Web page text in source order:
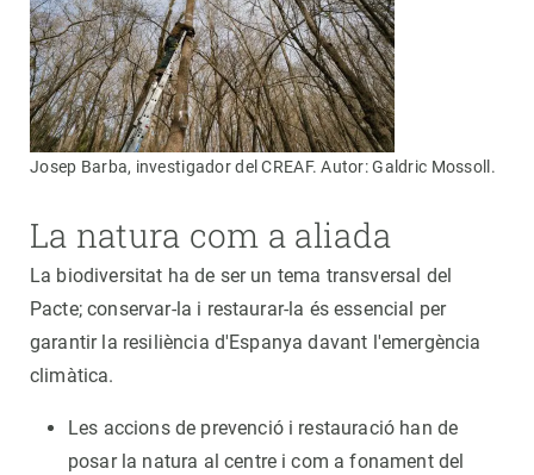
Josep Barba, investigador del CREAF. Autor: Galdric Mossoll.
La natura com a aliada
La biodiversitat ha de ser un tema transversal del
Pacte; conservar-la i restaurar-la és essencial per
garantir la resiliència d'Espanya davant l'emergència
climàtica.
Les accions de prevenció i restauració han de
posar la natura al centre i com a fonament del